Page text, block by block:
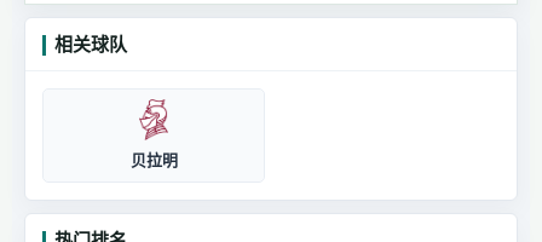
相关球队
贝拉明